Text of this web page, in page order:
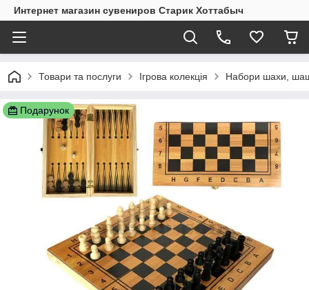
Интернет магазин сувениров Старик Хоттабыч
Товари та послуги Ігрова колекція Набори шахи,
Подарунок